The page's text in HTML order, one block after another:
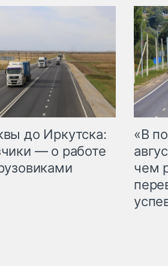
до Иркутска:
— о работе
«В
чем